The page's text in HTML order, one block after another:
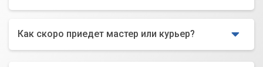
Как скоро приедет мастер или курьер?